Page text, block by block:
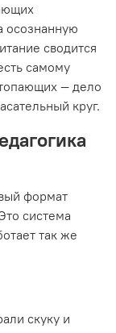
осознанную
сводится
самому
— дело
круг.
формат
система
так же
скуку и